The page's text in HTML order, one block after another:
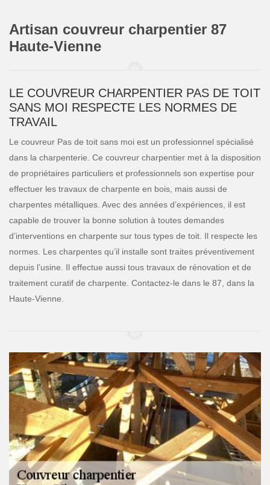
Artisan couvreur charpentier 87
Haute-Vienne
LE COUVREUR CHARPENTIER PAS DE TOIT
SANS MOI RESPECTE LES NORMES DE
TRAVAIL
Le couvreur Pas de toit sans moi est un professionnel spécialisé
dans la charpenterie. Ce couvreur charpentier met à la disposition
de propriétaires particuliers et professionnels son expertise pour
effectuer les travaux de charpente en bois, mais aussi de
charpentes métalliques. Avec des années d’expériences, il est
capable de trouver la bonne solution à toutes demandes
d’interventions en charpente sur tous types de toit. Il respecte les
normes. Les charpentes qu’il installe sont traites préventivement
depuis l’usine. Il effectue aussi tous travaux de rénovation et de
traitement curatif de charpente. Contactez-le dans le 87, dans la
Haute-Vienne.